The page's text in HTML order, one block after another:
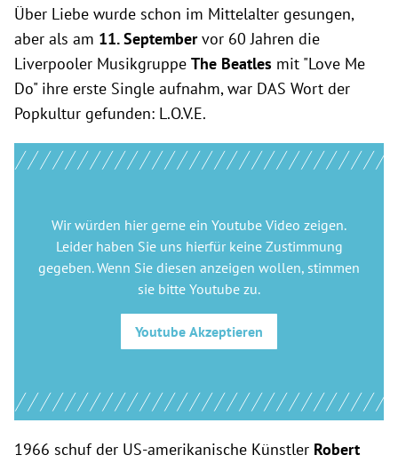
Über Liebe wurde schon im Mittelalter gesungen,
aber als am 11. Septembervor 60 Jahren die
Liverpooler Musikgruppe The Beatles mit "Love Me
Do" ihre erste Single aufnahm, war DAS Wort der
Popkultur gefunden: L.O.V.E.
Wir würden hier gerne ein Youtube Video zeigen.
Leider haben Sie uns hierfür keine Zustimmung
gegeben. Wenn Sie diesen anzeigen wollen, stimmen
sie bitte Youtube zu.
Youtube Akzeptieren
1966 schuf der US-amerikanische Künstler Robert